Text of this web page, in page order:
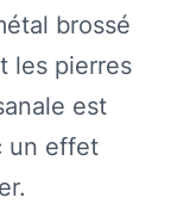
brossé
les pierres
est
un effet